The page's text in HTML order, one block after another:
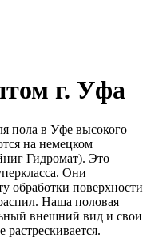
г. Уфа
пола в Уфе высокого
на немецком
Гидромат). Это
Они
обработки поверхности
Наша половая
внешний вид и свои
растрескивается.